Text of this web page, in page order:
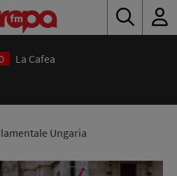
La Cafea
Ungaria